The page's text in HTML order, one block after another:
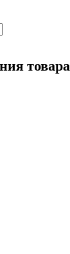
товара